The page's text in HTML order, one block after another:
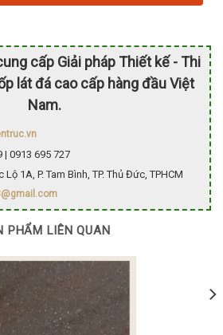
cấp Giải pháp Thiết kế - Thi
lát đá cao cấp hàng đầu Việt
Nam.
| 0913 695 727
1A, P. Tam Bình, TP. Thủ Đức, TPHCM
PHẨM LIÊN QUAN